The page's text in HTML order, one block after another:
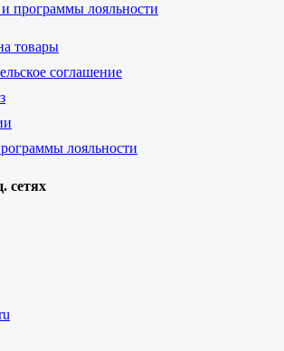
программы лояльности
товары
соглашение
лояльности
сетях